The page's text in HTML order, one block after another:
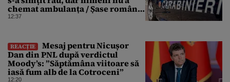
chemat ambulanța / Șase români,
anchetați
12:37
REACȚIE
Mesaj pentru Nicușor
Dan din PNL după verdictul
Moody’s: ”Săptămâna viitoare să
iasă fum alb de la Cotroceni”
12:20